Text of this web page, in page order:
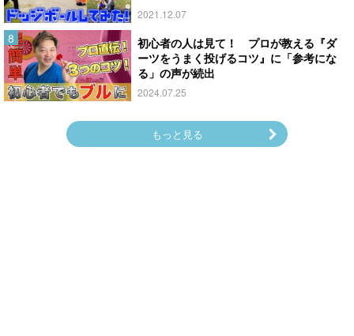
2021.12.07
初心者の人は見て！ プロが教える『ダ
ーツをうまく投げるコツ』に「参考にな
る」の声が続出
2024.07.25
もっと見る